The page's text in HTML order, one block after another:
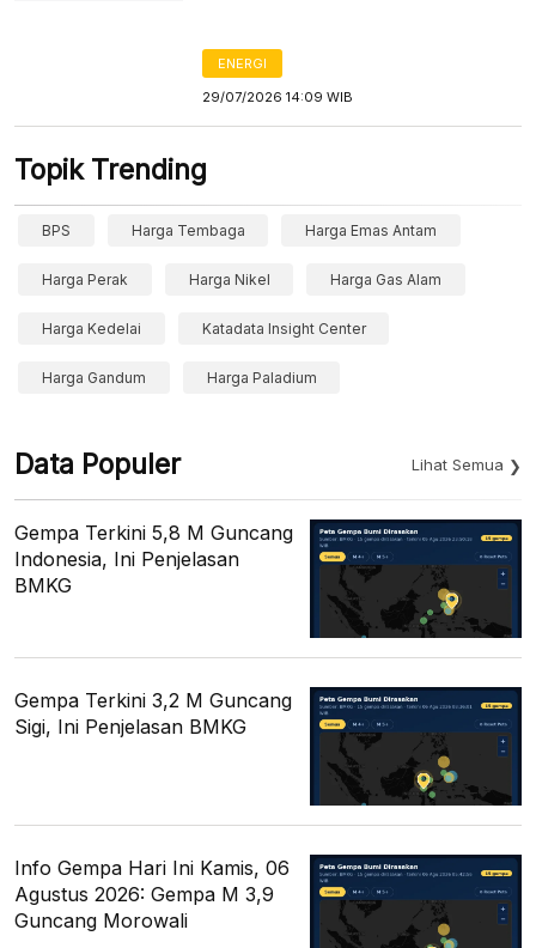
ENERGI
29/07/2026 14:09 WIB
Topik Trending
BPS Harga Tembaga Harga Emas Antam
Harga Perak Harga Nikel Harga Gas Alam
Harga Kedelai Katadata Insight Center
Harga Gandum Harga Paladium
Data Populer Lihat Semua
Gempa Terkini 5,8 M Guncang
Indonesia, Ini Penjelasan
BMKG
Gempa Terkini 3,2 M Guncang
Sigi, Ini Penjelasan BMKG
Info Gempa Hari Ini Kamis, 06
Agustus 2026: Gempa M 3,9
Guncang Morowali